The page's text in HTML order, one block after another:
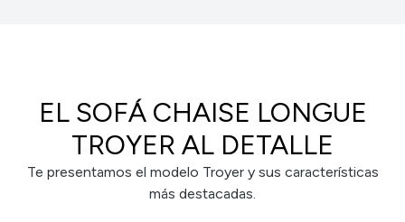
EL SOFÁ CHAISE LONGUE
TROYER AL DETALLE
Te presentamos el modelo Troyer y sus características
más destacadas.